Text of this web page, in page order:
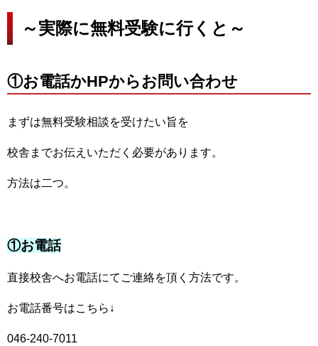
～実際に無料受験に行くと～
①お電話かHPからお問い合わせ
まずは無料受験相談を受けたい旨を
校舎までお伝えいただく必要があります。
方法は二つ。
①お電話
直接校舎へお電話にてご連絡を頂く方法です。
お電話番号はこちら↓
046-240-7011